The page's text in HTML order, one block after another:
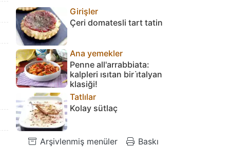
Girişler
Çeri domatesli tart tatin
Ana yemekler
Penne all'arrabbiata:
kalpleri ısıtan bir i̇talyan
klasiği!
Tatlılar
Kolay sütlaç
Arşivlenmiş menüler Baskı